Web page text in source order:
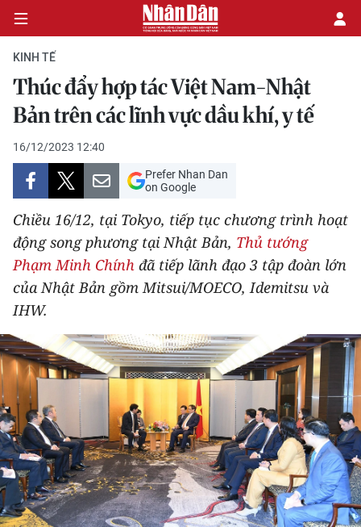
CHÍNH TRỊ
KINH TẾ
VĂN HÓA
XÃ HỘI
PHÁP LUẬT
DU LỊCH
THẾ GIỚI
THỂ THAO
GIÁO DỤC
Y TẾ
KHOA HỌC - CÔNG NGHỆ
KINH TẾ
Thúc đẩy hợp tác Việt Nam-Nhật
Bản trên các lĩnh vực dầu khí, y tế
16/12/2023 12:40
Prefer Nhan Dan
on Google
Chiều 16/12, tại Tokyo, tiếp tục chương trình hoạt
động song phương tại Nhật Bản, Thủ tướng
Phạm Minh Chính đã tiếp lãnh đạo 3 tập đoàn lớn
của Nhật Bản gồm Mitsui/MOECO, Idemitsu và
IHW.